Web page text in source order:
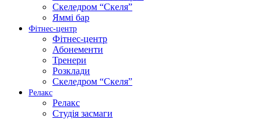
Скеледром “Скеля”
Яммі бар
Фітнес-центр
Фітнес-центр
Абонементи
Тренери
Розклади
Скеледром “Скеля”
Релакс
Релакс
Студія засмаги